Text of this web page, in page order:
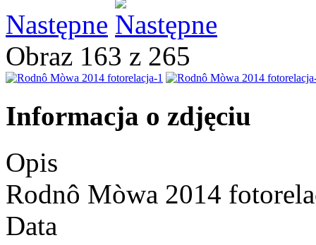
Następne
Obraz 163 z 265
Informacja o zdjęciu
Opis
Rodnô Mòwa 2014
Data